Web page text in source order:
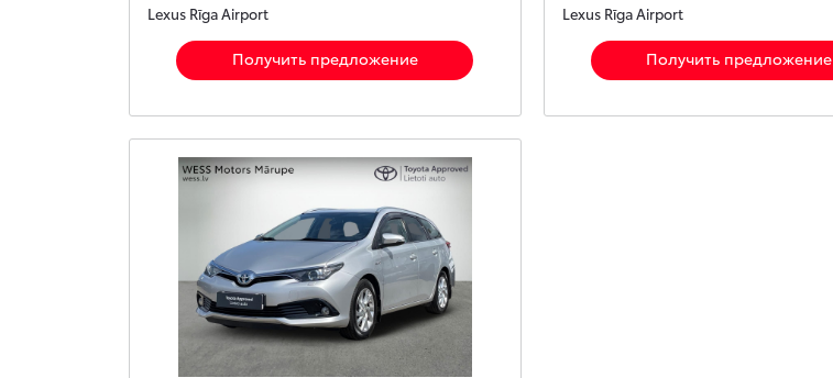
Lexus Rīga Airport
Получить предложение
Lexus Rīga Airport
Получить предложение